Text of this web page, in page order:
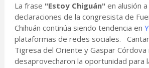
La frase "Estoy Chiguán" en alusión
declaraciones de la congresista de
Chihuán continúa siendo tendencia en
plataformas de redes sociales.
Tigresa del Oriente y Gaspar Córdova
desaprovecharon la oportunidad para